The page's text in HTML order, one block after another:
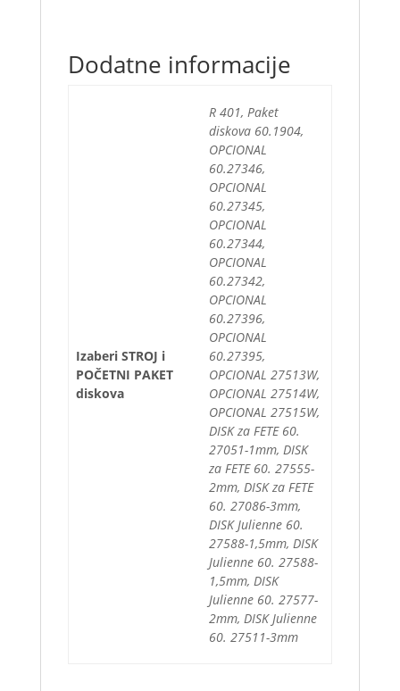
Dodatne informacije
Izaberi STROJ i
POČETNI PAKET
diskova
R 401, Paket
diskova 60.1904,
OPCIONAL
60.27346,
OPCIONAL
60.27345,
OPCIONAL
60.27344,
OPCIONAL
60.27342,
OPCIONAL
60.27396,
OPCIONAL
60.27395,
OPCIONAL 27513W,
OPCIONAL 27514W,
OPCIONAL 27515W,
DISK za FETE 60.
27051-1mm, DISK
za FETE 60. 27555-
2mm, DISK za FETE
60. 27086-3mm,
DISK Julienne 60.
27588-1,5mm, DISK
Julienne 60. 27588-
1,5mm, DISK
Julienne 60. 27577-
2mm, DISK Julienne
60. 27511-3mm